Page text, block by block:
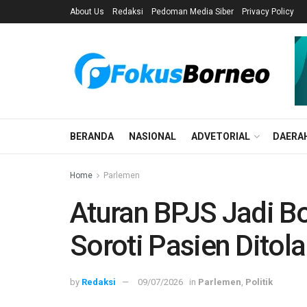
About Us Redaksi Pedoman Media Siber Privacy Policy
BERANDA NASIONAL ADVETORIAL
Home Parlemen
Aturan BPJS Jadi
Soroti Pasien
by Redaksi 09/07/2026 in Parlemen Politik